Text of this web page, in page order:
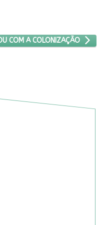
SE ENRAIZOU COM A
COM A COLONIZAÇÃO